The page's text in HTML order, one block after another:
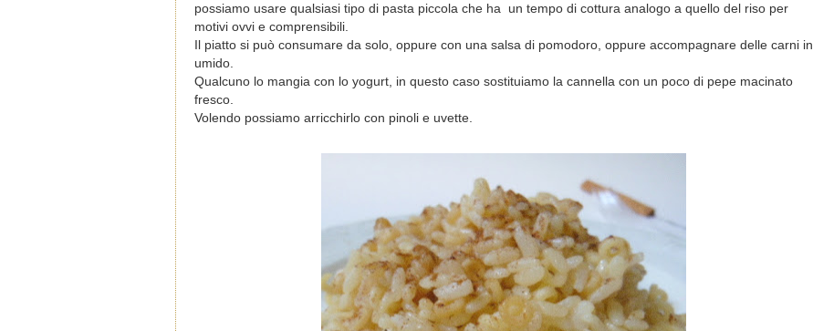
possiamo usare qualsiasi tipo di pasta piccola che ha un tempo di cottura analogo a quello del riso per
motivi ovvi e comprensibili.
Il piatto si può consumare da solo, oppure con una salsa di pomodoro, oppure accompagnare delle carni in
umido.
Qualcuno lo mangia con lo yogurt, in questo caso sostituiamo la cannella con un poco di pepe macinato
fresco.
Volendo possiamo arricchirlo con pinoli e uvette.